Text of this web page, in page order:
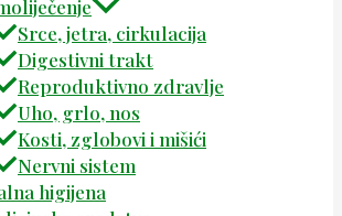
Srce, jetra, cirkulacija
Digestivni trakt
Reproduktivno zdravlje
Uho, grlo, nos
Kosti, zglobovi i mišići
Nervni sistem
higijena